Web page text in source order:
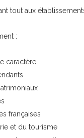
tout aux
:
caractère
françaises
et du tourisme